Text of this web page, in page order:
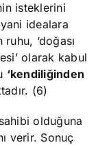
isteklerini
idealara
‘doğası
olarak kabul
‘kendiliğinden
(6)
olduğuna
verir. Sonuç